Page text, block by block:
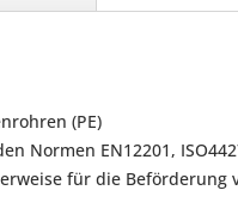
(PE)
Normen EN12201,
für die